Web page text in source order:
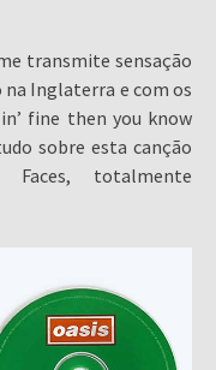
transmite sensação
na Inglaterra e com os
fine then you know
sobre esta canção
totalmente